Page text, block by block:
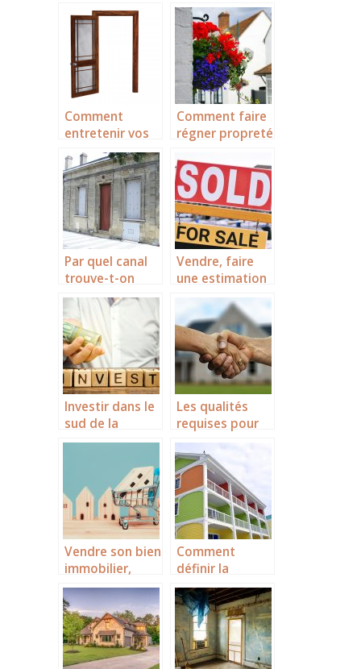
civiles
immobilières ?
Tous les détails
ici !
trouver le
financement de
vos travaux de
rénovation?
Comment
entretenir vos
portes et
fenêtres en
bois?
Comment faire
régner propreté
dans votre
domicile?
Par quel canal
trouve-t-on
rapidement une
echoppe a
vendre
bordeaux?
Vendre, faire
une estimation
maison en ligne
dans le gard.
Investir dans le
sud de la
France.
Les qualités
requises pour
devenir
conseiller
immobilier
Vendre son bien
immobilier,
comment
réussir une
vente ?
Comment
définir la
copropriété ?